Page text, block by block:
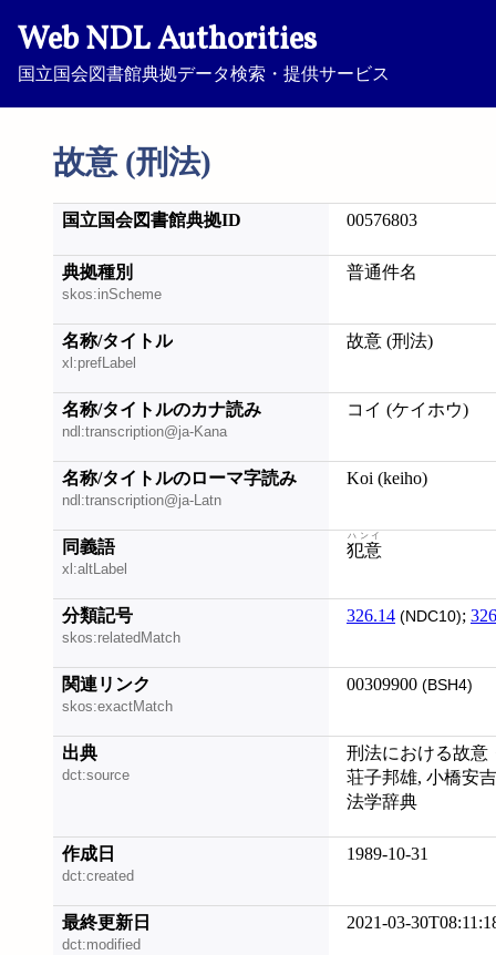
Web NDL Authorities
国立国会図書館典拠データ検索・提供サービス
故意 (刑法)
国立国会図書館典拠ID 00576803
典拠種別
skos:inScheme
普通件名
名称/タイトル
xl:prefLabel
故意 (刑法)
名称/タイトルのカナ読み
ndl:transcription@ja-Kana
コイ (ケイホウ)
名称/タイトルのローマ字読み
ndl:transcription@ja-Latn
Koi (keiho)
同義語
xl:altLabel
犯意
ハンイ
分類記号
skos:relatedMatch
326.14 (NDC10);
関連リンク
skos:exactMatch
00309900 (BSH4)
出典
dct:source
刑法における故意
荘子邦雄, 小橋安
法学辞典
作成日
dct:created
1989-10-31
最終更新日
dct:modified
2021-03-